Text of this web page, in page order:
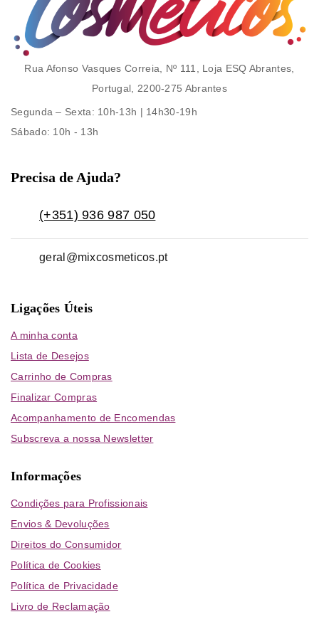
Rua Afonso Vasques Correia, Nº 111, Loja ESQ Abrantes,
Portugal, 2200-275 Abrantes
Segunda – Sexta: 10h-13h | 14h30-19h
Sábado: 10h - 13h
Precisa de Ajuda?
(+351) 936 987 050
geral@mixcosmeticos.pt
Ligações Úteis
A minha conta
Lista de Desejos
Carrinho de Compras
Finalizar Compras
Acompanhamento de Encomendas
Subscreva a nossa Newsletter
Informações
Condições para Profissionais
Envios & Devoluções
Direitos do Consumidor
Política de Cookies
Política de Privacidade
Livro de Reclamação